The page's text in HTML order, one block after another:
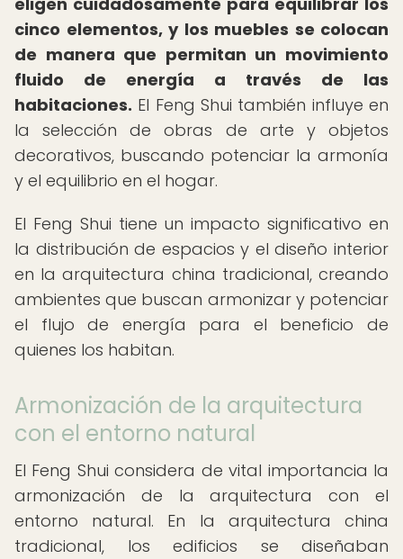
cinco elementos, y los muebles se colocan
de manera que permitan un movimiento
fluido de energía a través de las
habitaciones. El Feng Shui también influye en
la selección de obras de arte y objetos
decorativos, buscando potenciar la armonía
y el equilibrio en el hogar.
El Feng Shui tiene un impacto significativo en
la distribución de espacios y el diseño interior
en la arquitectura china tradicional, creando
ambientes que buscan armonizar y potenciar
el flujo de energía para el beneficio de
quienes los habitan.
Armonización de la arquitectura
con el entorno natural
El Feng Shui considera de vital importancia la
armonización de la arquitectura con el
entorno natural. En la arquitectura china
tradicional, los edificios se diseñaban